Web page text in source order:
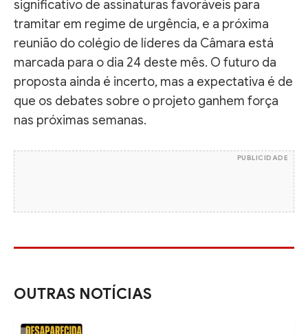
significativo de assinaturas favoráveis para
tramitar em regime de urgência, e a próxima
reunião do colégio de líderes da Câmara está
marcada para o dia 24 deste mês. O futuro da
proposta ainda é incerto, mas a expectativa é de
que os debates sobre o projeto ganhem força
nas próximas semanas.
PUBLICIDADE
OUTRAS NOTÍCIAS